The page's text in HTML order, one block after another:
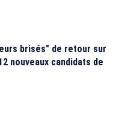
brisés" de retour sur
nouveaux candidats de